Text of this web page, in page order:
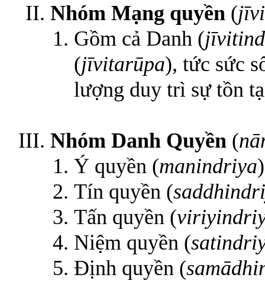
Nhóm Mạng quyền (
Gồm cả Danh (
(jīvitarūpa), tức sức
lượng duy trì sự tồn
Nhóm Danh Quyền (
Ý quyền (manindriya
Tín quyền (
Tấn quyền (
Niệm quyền (
Định quyền (